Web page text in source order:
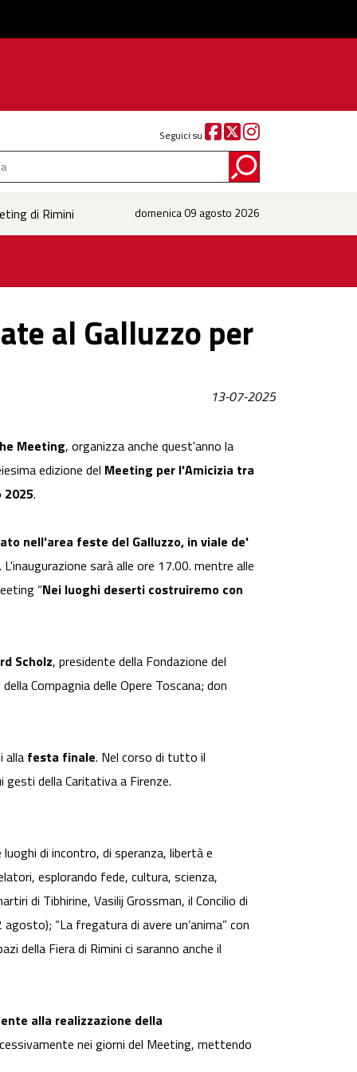
Seguici su
di Rimini domenica 09 agosto 2026
al Galluzzo per
13-07-2025
Meeting, organizza anche quest'anno la
edizione del Meeting per l'Amicizia tra
2025.
nell'area feste del Galluzzo, in viale de'
. L'inaugurazione sarà alle ore 17.00. mentre alle
“Nei luoghi deserti costruiremo con
Scholz, presidente della Fondazione del
Compagnia delle Opere Toscana; don
alla festa finale. Nel corso di tutto il
gesti della Caritativa a Firenze.
di incontro, di speranza, libertà e
esplorando fede, cultura, scienza,
di Tibhirine, Vasilij Grossman, il Concilio di
“La fregatura di avere un’anima” con
della Fiera di Rimini ci saranno anche il
alla realizzazione della
nei giorni del Meeting, mettendo